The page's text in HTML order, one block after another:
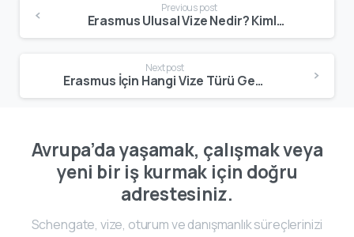
Previous post
Erasmus Ulusal Vize Nedir? Kimler Alır, Ne Zaman Gerekir? (2026)
Next post
Erasmus İçin Hangi Vize Türü Gerekli? C Tipi mi D Tipi mi? (2026)
Avrupa’da yaşamak, çalışmak veya
yeni bir iş kurmak için doğru
adrestesiniz.
Schengate, vize, oturum ve danışmanlık süreçlerinizi